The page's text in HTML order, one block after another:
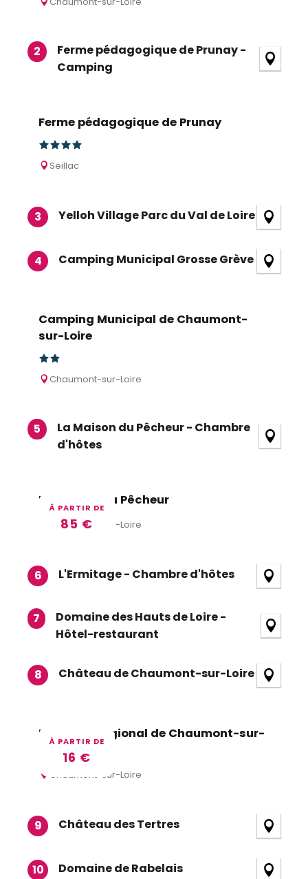
2
Ferme pédagogique de Prunay -
Camping
Ferme pédagogique de Prunay
Seillac
3 Yelloh Village Parc du Val de Loire
4 Camping Municipal Grosse Grève
Camping Municipal de Chaumont-
sur-Loire
Chaumont-sur-Loire
5
La Maison du Pêcheur - Chambre
d'hôtes
À PARTIR DE
85 €
La Maison du Pêcheur
Chaumont-sur-Loire
6 L'Ermitage - Chambre d'hôtes
7
Domaine des Hauts de Loire -
Hôtel-restaurant
8 Château de Chaumont-sur-Loire
À PARTIR DE
16 €
Domaine Régional de Chaumont-sur-
Loire
Chaumont-sur-Loire
9 Château des Tertres
10 Domaine de Rabelais